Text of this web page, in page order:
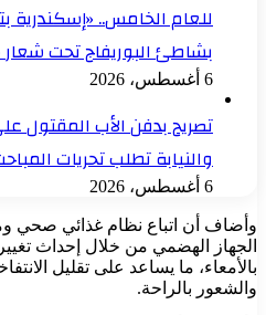
للعام الخامس.. «إسكندرية
بشاطئ البوريفاج تحت
6 أغسطس، 2026
تصريح بدفن الأب المقتول
والنيابة تطلب تحريات
6 أغسطس، 2026
وأضاف أن اتباع نظام غذائي
الجهاز الهضمي من خلال إحداث
بالأمعاء، ما يساعد على تقليل
والشعور بالراحة.